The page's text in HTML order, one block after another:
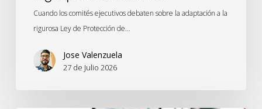
Cuando los comités ejecutivos debaten sobre la adaptación a la
rigurosa Ley de Protección de…
Jose Valenzuela
27 de Julio 2026